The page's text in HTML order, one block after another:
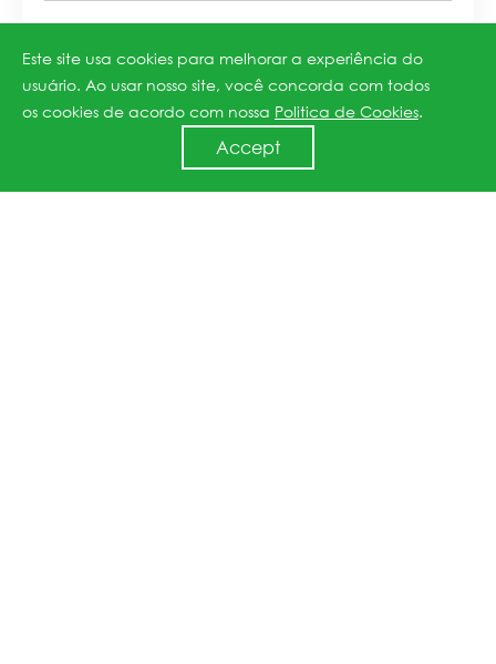
Este site usa cookies para melhorar a experiência do
usuário. Ao usar nosso site, você concorda com todos
os cookies de acordo com nossa Politica de Cookies.
Accept
Mensagem